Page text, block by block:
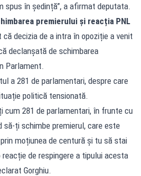
spus în ședință”, a afirmat deputata.
premierului și reacția PNL
că decizia de a intra în opoziție a venit
declanșată de schimbarea
Parlament.
a 281 de parlamentari, despre care
politică tensionată.
cum 281 de parlamentari, în frunte cu
să-ți schimbe premierul, care este
moțiunea de centură și tu să stai
de respingere a tipului acesta
Gorghiu.